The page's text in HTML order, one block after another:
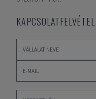
KAPCSOLATFELVÉTEL